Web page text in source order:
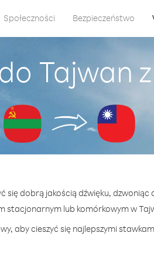
Społeczności Bezpieczeństwo
Tajwan
się dobrą jakością dźwięku,
stacjonarnym lub komórkowym w
aby cieszyć się najlepszymi